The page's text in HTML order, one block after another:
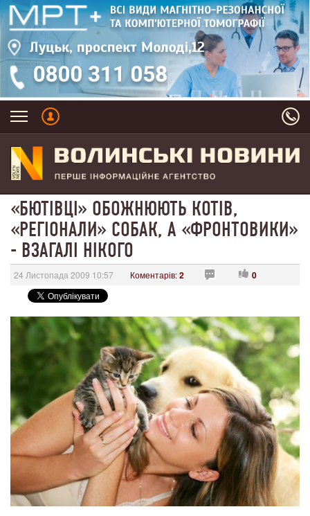
«БЮТІВЦІ» ОБОЖНЮЮТЬ КОТІВ,
«РЕГІОНАЛИ» СОБАК, А «ФРОНТОВИКИ»
- ВЗАГАЛІ НІКОГО
24 Листопада 2009 10:57 Коментарів:2 0